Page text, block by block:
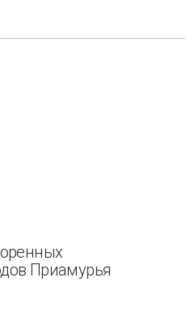
Приамурья